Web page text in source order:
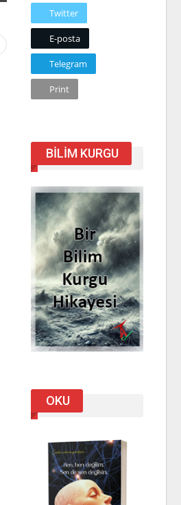
Twitter
E-posta
Telegram
Print
BILIM KURGU
OKU